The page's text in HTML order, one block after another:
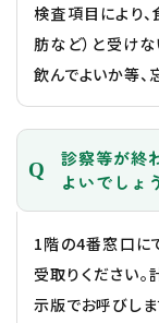
検査項目により
肪など）と受け
飲んでよいか等、
診察等が終
よいでしょ
1階の4番窓口に
受取りください
示版でお呼びしま